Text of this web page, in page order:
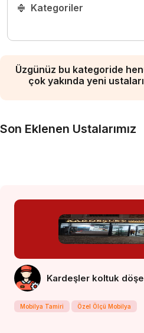
Kategoriler
Üzgünüz bu kategoride
çok yakında yeni
Son Eklenen Ustalarımız
Kardeşler koltuk
Mobilya Tamiri Özel Ölçü Mobilya